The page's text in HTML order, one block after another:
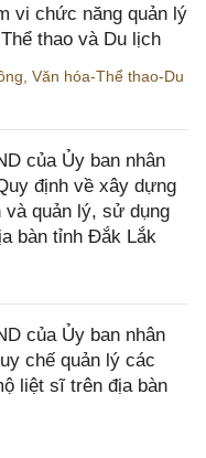
vi chức năng quản lý
thao và Du lịch
Văn hóa-Thể thao-Du
của Ủy ban nhân
định về xây dựng
quản lý, sử dụng
bàn tỉnh Đắk Lắk
của Ủy ban nhân
chế quản lý các
liệt sĩ trên địa bàn